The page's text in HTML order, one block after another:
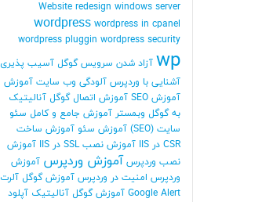
Website redesign windows server
wordpress wordpress in cpanel
wordpress pluggin wordpress security
wp آزاد شدن سرویس گوگل آسیب پذیری
آشنایی با وردپرس آلودگی وب سایت آموزش
آموزش SEO
آموزش اتصال گوگل آنالیتیک
به گوگل وبمستر آموزش جامع و کامل سئو
سایت (SEO)
آموزش سئو آموزش ساخت
CSR در IIS
آموزش نصب SSL در IIS
آموزش
نصب وردپرس آموزش وردپرس آموزش
وردپرس امنیت در وردپرس آموزش گوگل آلرت
Google Alert آموزش گوگل آنالیتیک آپلود